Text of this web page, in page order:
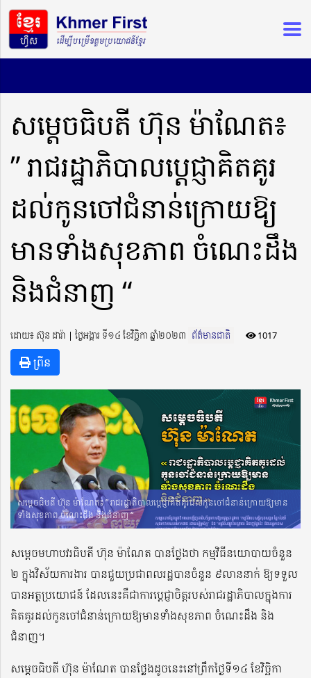
សម្តេចធិបតី ហ៊ុន ម៉ាណែត៖
” រាជរដ្ឋាភិបាលប្ដេជ្ញាគិតគូរ
ដល់កូនចៅជំនាន់ក្រោយឱ្យ
មានទាំងសុខភាព ចំណេះដឹង
និងជំនាញ “
ដោយ៖ ស៊ុន ដារ៉ា ​​ | ថ្ងៃអង្គារ ទី១៤ ខែវិច្ឆិកា ឆ្នាំ២០២៣ ព័ត៌មានជាតិ 1017
ព្រីន
សម្តេចធិបតី ហ៊ុន ម៉ាណែត៖ ” រាជរដ្ឋាភិបាលប្ដេជ្ញាគិតគូរដល់កូនចៅជំនាន់ក្រោយឱ្យមាន
ទាំងសុខភាព ចំណេះដឹង និងជំនាញ “
សម្តេចមហាបវរធិបតី ហ៊ុន ម៉ាណែត បានថ្លែងថា កម្មវិធីនយោបាយចំនួន
២ ក្នុងវិស័យការងារ បានជួយប្រជាពលរដ្ឋបានចំនួន ៩លាននាក់ ឱ្យទទួល
បានអត្ថប្រយោជន៍ ដែលនេះគឺជាការប្ដេជ្ញាចិត្តរបស់រាជរដ្ឋាភិបាលក្នុងការ
គិតគូរដល់កូនចៅជំនាន់ក្រោយឱ្យមានទាំងសុខភាព ចំណេះដឹង និង
ជំនាញ។
សម្តេចធិបតី ហ៊ុន ម៉ាណែត បានថ្លែងដូចនេះនៅព្រឹកថ្ងៃទី១៤ ខែវិច្ឆិកា